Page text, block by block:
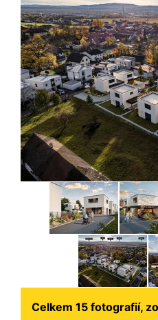
Celkem 15 fotografií,